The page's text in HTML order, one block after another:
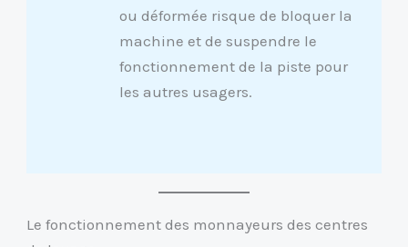
ou déformée risque de bloquer la
machine et de suspendre le
fonctionnement de la piste pour
les autres usagers.
Le fonctionnement des monnayeurs des centres